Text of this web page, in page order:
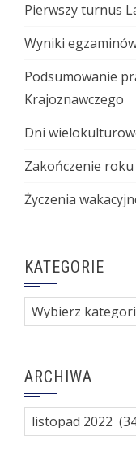
Pierwszy turnus
Wyniki
Podsumowanie
Krajoznawczego
Dni
Zakończenie
Życzenia
KATEGORIE
Kategorie
ARCHIWA
Archiwa